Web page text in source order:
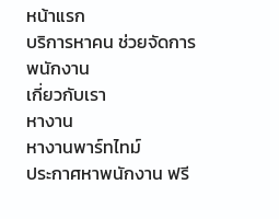
หน้าแรก
บริการหาคน ช่วยจัดการ
พนักงาน
เกี่ยวกับเรา
หางาน
หางานพาร์ทไทม์
ประกาศหาพนักงาน ฟรี